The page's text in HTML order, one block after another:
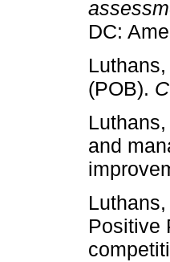
DC:
(POB).
and
Positive